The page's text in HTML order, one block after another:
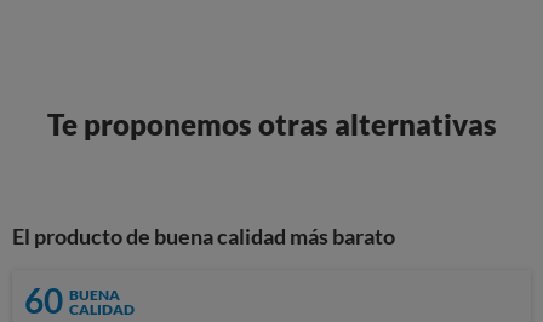
Te proponemos otras alternativas
El producto de buena calidad más barato
60 BUENA
CALIDAD